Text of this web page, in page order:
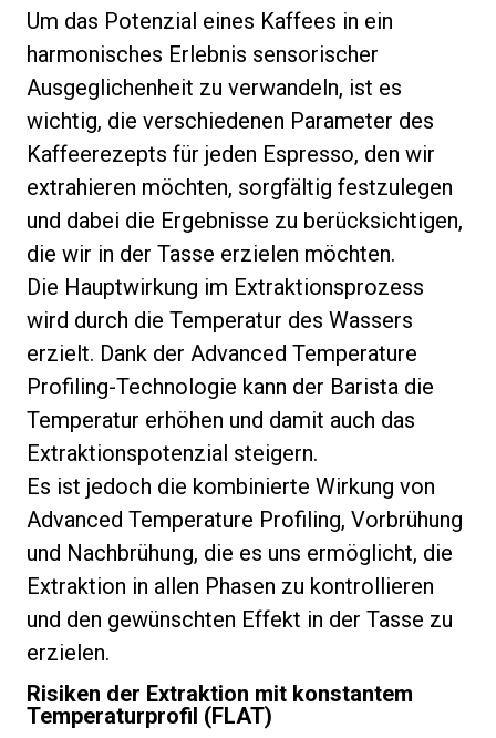
Um das Potenzial eines Kaffees in ein
harmonisches Erlebnis sensorischer
Ausgeglichenheit zu verwandeln, ist es
wichtig, die verschiedenen Parameter des
Kaffeerezepts für jeden Espresso, den wir
extrahieren möchten, sorgfältig festzulegen
und dabei die Ergebnisse zu berücksichtigen,
die wir in der Tasse erzielen möchten.
Die Hauptwirkung im Extraktionsprozess
wird durch die Temperatur des Wassers
erzielt. Dank der Advanced Temperature
Profiling-Technologie kann der Barista die
Temperatur erhöhen und damit auch das
Extraktionspotenzial steigern.
Es ist jedoch die kombinierte Wirkung von
Advanced Temperature Profiling, Vorbrühung
und Nachbrühung, die es uns ermöglicht, die
Extraktion in allen Phasen zu kontrollieren
und den gewünschten Effekt in der Tasse zu
erzielen.
Risiken der Extraktion mit konstantem
Temperaturprofil (FLAT)